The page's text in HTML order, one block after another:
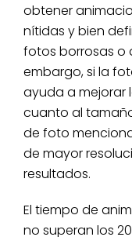
obtener
nítidas y bien
fotos borrosas o
embargo, si la
ayuda a mejorar
cuanto al
de foto
de mayor
resultados.
El tiempo de
no superan los